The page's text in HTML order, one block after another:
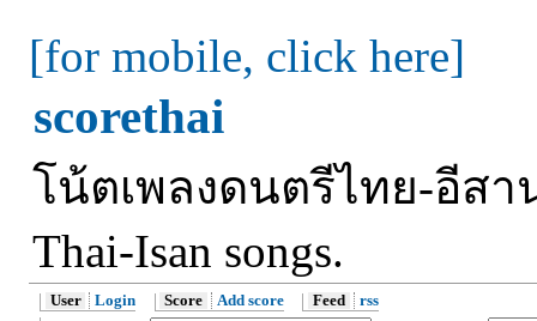
[for mobile, click here]
scorethai
โน้ตเพลงดนตรีไทย-อีสาน
Thai-Isan songs.
User Login Score Add score Feed
rss